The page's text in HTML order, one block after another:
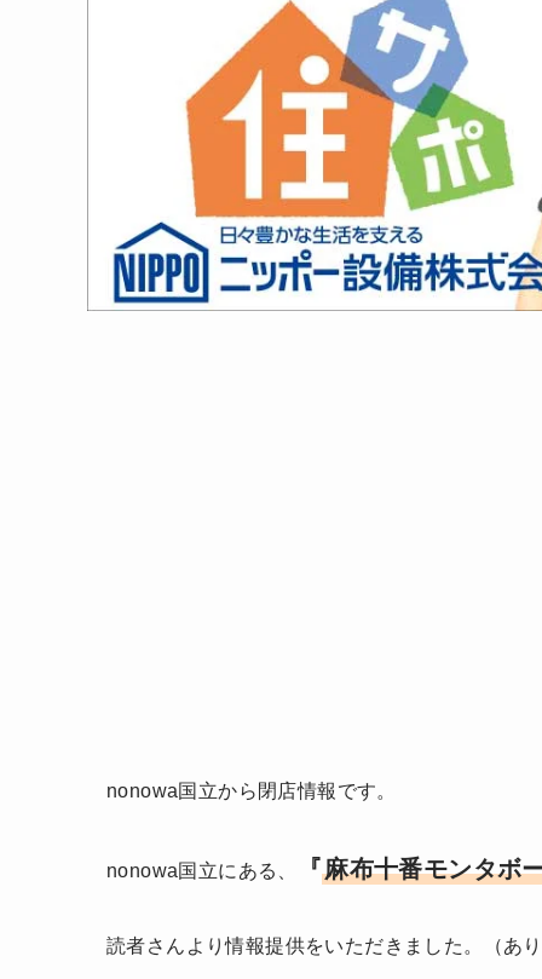
nonowa国立から閉店情報です。
nonowa国立にある、 『麻布十番モンタボ
読者さんより情報提供をいただきました。（あ